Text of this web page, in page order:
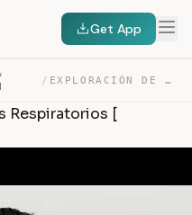
Get App
/ EXPLORACIÓN DE TÓRAX Y RUIDOS RESPIRATORIOS [ DETALLAD… — TRANSCRIPT
Respiratorios [